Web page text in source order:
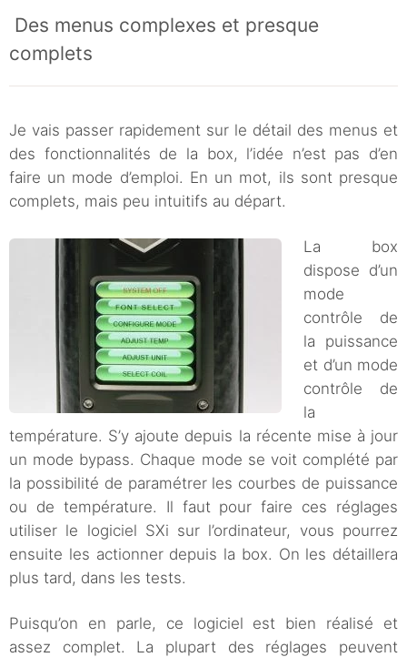
Des menus complexes et presque
complets
Je vais passer rapidement sur le détail des menus et
des fonctionnalités de la box, l’idée n’est pas d’en
faire un mode d’emploi. En un mot, ils sont presque
complets, mais peu intuitifs au départ.
La box
dispose d’un
mode
contrôle de
la puissance
et d’un mode
contrôle de
la
température. S’y ajoute depuis la récente mise à jour
un mode bypass. Chaque mode se voit complété par
la possibilité de paramétrer les courbes de puissance
ou de température. Il faut pour faire ces réglages
utiliser le logiciel SXi sur l’ordinateur, vous pourrez
ensuite les actionner depuis la box. On les détaillera
plus tard, dans les tests.
Puisqu’on en parle, ce logiciel est bien réalisé et
assez complet. La plupart des réglages peuvent